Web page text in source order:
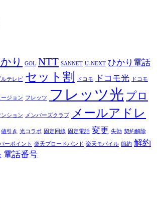
り GOL NTT SANNET U-NEXT ひかり電話
テレビ セット割 ドコモ ドコモ光 ドコモ
ージョン フレッツ フレッツ光 プロ
ンション メンバーズクラブ
メールアドレ
値引き 光コラボ 固定回線 固定電話 変更 失効 契約解除
ーポイント 楽天ブロードバンド 楽天モバイル 節約 解約
電話番号